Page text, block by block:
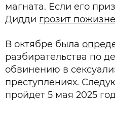
магната. Если его
Дидди грозит
В октябре была
разбирательства по
обвинению в
преступлениях.
пройдет 5 мая 2025